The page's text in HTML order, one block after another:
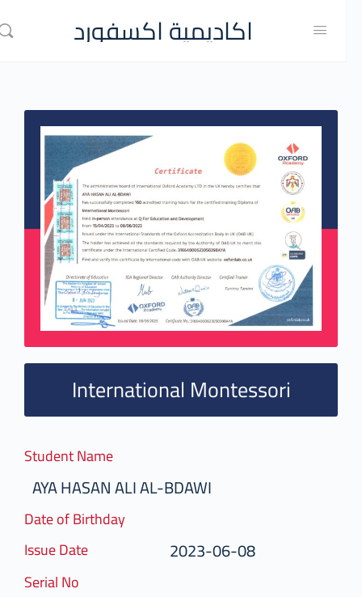
اكاديمية اكسفورد
International Montessori
Student Name
AYA HASAN ALI AL-BDAWI
Date of Birthday
Issue Date
2023-06-08
Serial No